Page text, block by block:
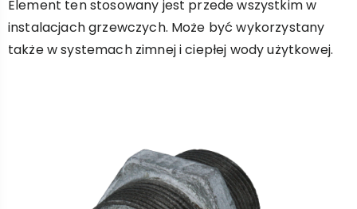
Element ten stosowany jest przede wszystkim w
instalacjach grzewczych. Może być wykorzystany
także w systemach zimnej i ciepłej wody użytkowej.